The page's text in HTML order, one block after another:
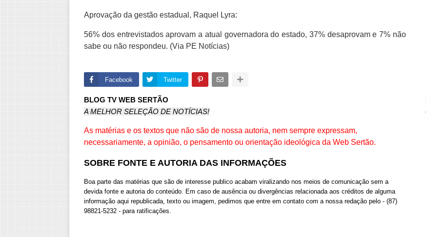
Aprovação da gestão estadual, Raquel Lyra:
56% dos entrevistados aprovam a atual governadora do estado, 37% desaprovam e 7% não
sabe ou não respondeu. (Via PE Notícias)
Facebook Twitter
BLOG TV WEB SERTÃO
A MELHOR SELEÇÃO DE NOTÍCIAS!
As matérias e os textos que não são de nossa autoria, nem sempre expressam,
necessariamente, a opinião, o pensamento ou orientação ideológica da Web Sertão.
SOBRE FONTE E AUTORIA DAS INFORMAÇÕES
Boa parte das matérias que são de interesse publico acabam viralizando nos meios de comunicação sem a
devida fonte e autoria do conteúdo. Em caso de ausência ou divergências relacionada aos créditos de alguma
informação aqui republicada, texto ou imagem, pedimos que entre em contato com a nossa redação pelo - (87)
98821-5232 - para ratificações.